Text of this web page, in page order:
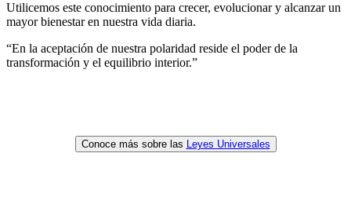
Utilicemos este conocimiento para crecer, evolucionar y alcanzar un
mayor bienestar en nuestra vida diaria.
“En la aceptación de nuestra polaridad reside el poder de la
transformación y el equilibrio interior.”
Conoce más sobre las Leyes Universales